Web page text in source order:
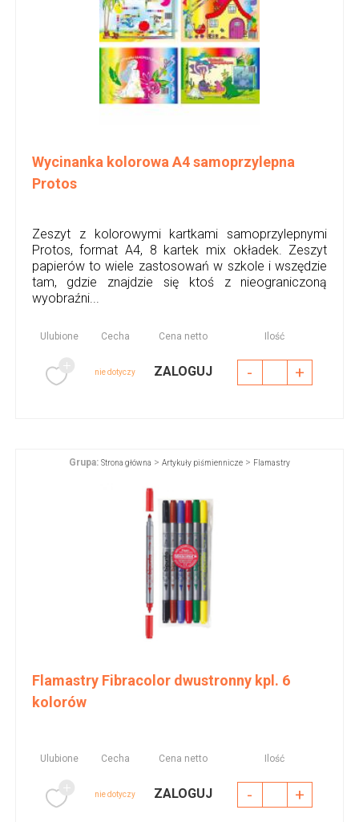
Wycinanka kolorowa A4 samoprzylepna
Protos
Zeszyt z kolorowymi kartkami samoprzylepnymi
Protos, format A4, 8 kartek mix okładek. Zeszyt
papierów to wiele zastosowań w szkole i wszędzie
tam, gdzie znajdzie się ktoś z nieograniczoną
wyobraźni...
Ulubione Cecha Cena netto Ilość
nie dotyczy ZALOGUJ - +
Grupa: Strona główna > Artykuły piśmiennicze > Flamastry
Flamastry Fibracolor dwustronny kpl. 6
kolorów
Ulubione Cecha Cena netto Ilość
nie dotyczy ZALOGUJ - +